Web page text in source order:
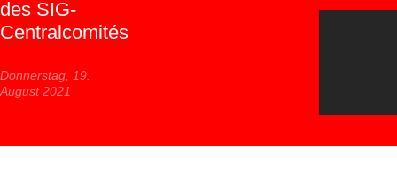
des SIG-
Centralcomités
Donnerstag, 19.
August 2021